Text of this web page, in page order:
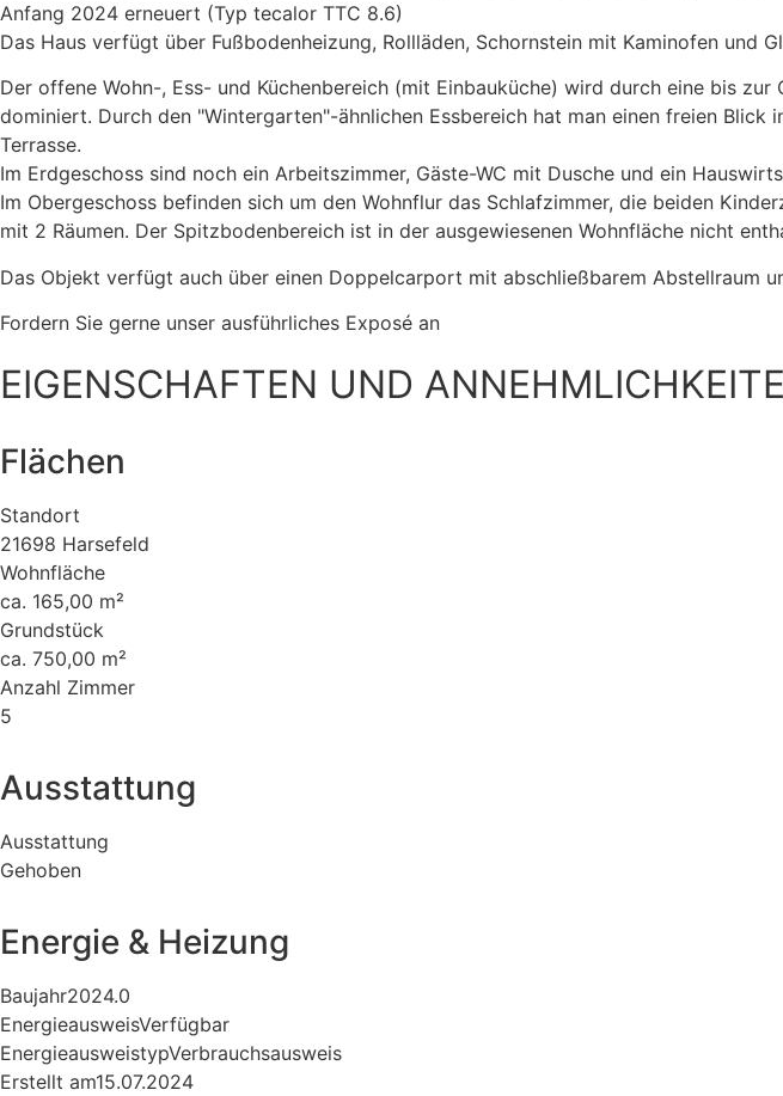
Anfang 2024 erneuert (Typ tecalor TTC 8.6)
Das Haus verfügt über Fußbodenheizung, Rollläden, Schornstein mit Kaminofen und
Der offene Wohn-, Ess- und Küchenbereich (mit Einbauküche) wird durch eine bis
dominiert. Durch den "Wintergarten"-ähnlichen Essbereich hat man einen freien
Terrasse.
Im Erdgeschoss sind noch ein Arbeitszimmer, Gäste-WC mit Dusche und ein
Im Obergeschoss befinden sich um den Wohnflur das Schlafzimmer, die beiden
mit 2 Räumen. Der Spitzbodenbereich ist in der ausgewiesenen Wohnfläche nicht
Das Objekt verfügt auch über einen Doppelcarport mit abschließbarem Abstellraum
Fordern Sie gerne unser ausführliches Exposé an
EIGENSCHAFTEN UND
Flächen
Standort
21698 Harsefeld
Wohnfläche
ca. 165,00 m²
Grundstück
ca. 750,00 m²
Anzahl Zimmer
5
Ausstattung
Ausstattung
Gehoben
Energie & Heizung
Baujahr2024.0
EnergieausweisVerfügbar
Energie­ausweistypVerbrauchsausweis
Erstellt am15.07.2024